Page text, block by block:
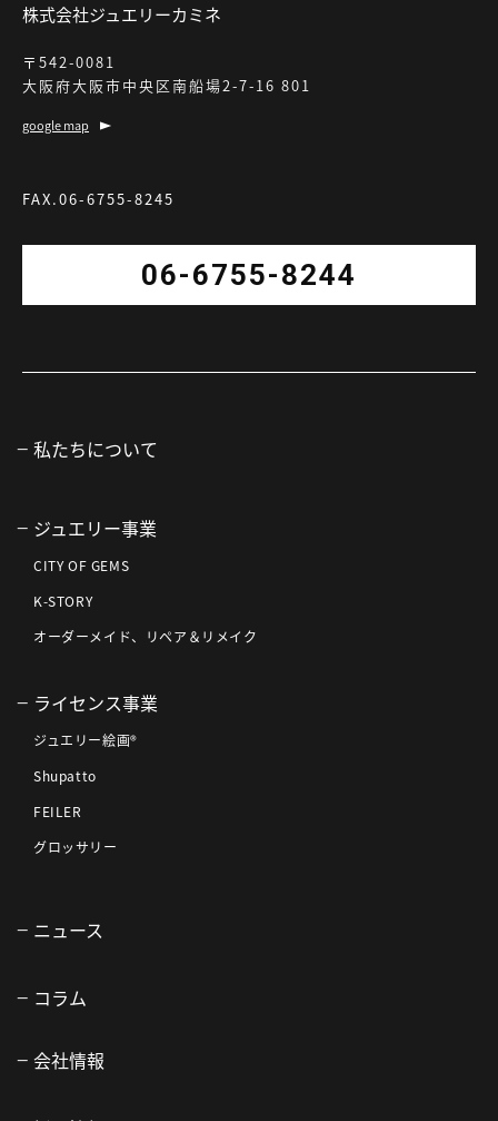
株式会社ジュエリーカミネ
〒542-0081
大阪府大阪市中央区南船場2-7-16 801
google map
FAX.06-6755-8245
06-6755-8244
私たちについて
ジュエリー事業
CITY OF GEMS
K-STORY
オーダーメイド、リペア＆リメイク
ライセンス事業
ジュエリー絵画®
Shupatto
FEILER
グロッサリー
ニュース
コラム
会社情報